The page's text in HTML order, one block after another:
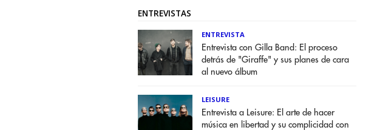
ENTREVISTAS
ENTREVISTA
Entrevista con Gilla Band: El proceso
detrás de "Giraffe" y sus planes de cara
al nuevo álbum
LEISURE
Entrevista a Leisure: El arte de hacer
música en libertad y su complicidad con